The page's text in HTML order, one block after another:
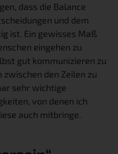
dass die Balance
und dem
ist. Ein gewisses Maß
eingehen zu
gut kommunizieren zu
den Zeilen zu
sehr wichtige
von denen ich
auch mitbringe.